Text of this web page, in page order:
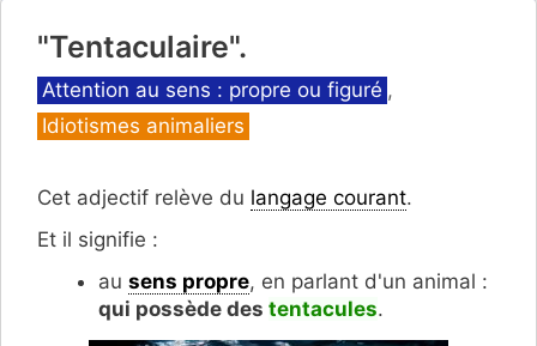
"Tentaculaire".
Catégories
Attention au sens : propre ou figuré ,
Idiotismes animaliers
Cet adjectif relève du langage courant.
Et il signifie :
au sens propre, en parlant d'un animal :
qui possède des tentacules.